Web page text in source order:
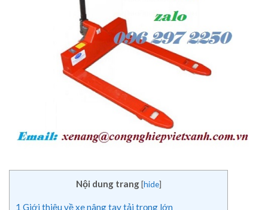
Nội dung trang [hide]
1 Giới thiệu về xe nâng tay tải trọng lớn